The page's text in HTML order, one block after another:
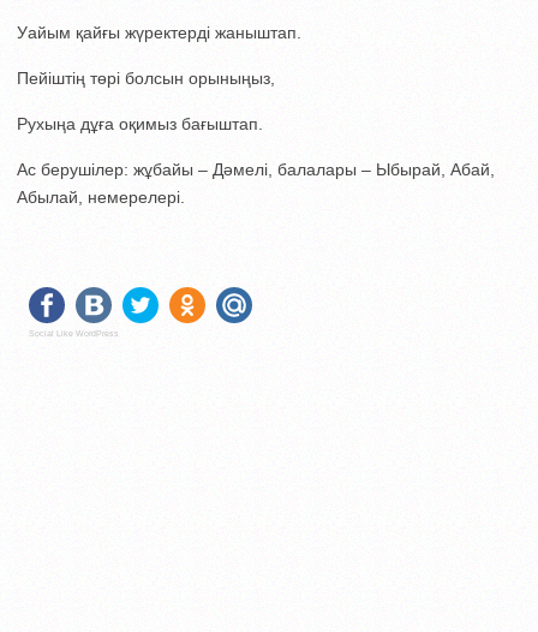
Уайым қайғы жүректерді жаныштап.
Пейіштің төрі болсын орыныңыз,
Рухыңа дұға оқимыз бағыштап.
Ас берушілер: жұбайы – Дәмелі, балалары – Ыбырай, Абай,
Абылай, немерелері.
Social Like WordPress